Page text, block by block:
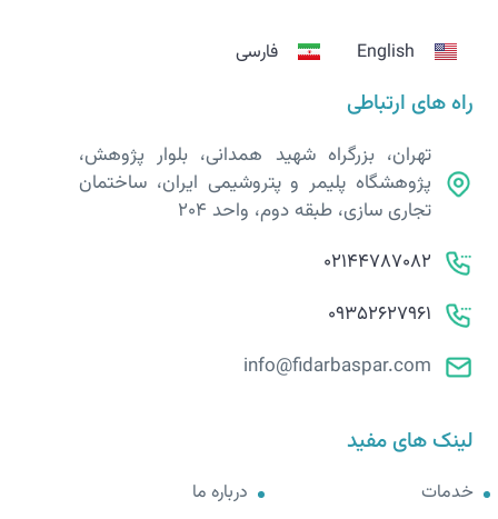
English فارسی
راه های ارتباطی
تهران، بزرگراه شهید همدانی، بلوار پژوهش،
پژوهشگاه پلیمر و پتروشیمی ایران، ساختمان
تجاری سازی، طبقه دوم، واحد 204
02144787082
09352627961
info@fidarbaspar.com
لینک های مفید
خدمات
درباره ما